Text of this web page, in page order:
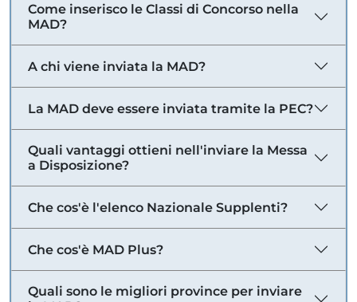
Come inserisco le Classi di Concorso nella
MAD?
A chi viene inviata la MAD?
La MAD deve essere inviata tramite la PEC?
Quali vantaggi ottieni nell'inviare la Messa
a Disposizione?
Che cos'è l'elenco Nazionale Supplenti?
Che cos'è MAD Plus?
Quali sono le migliori province per inviare